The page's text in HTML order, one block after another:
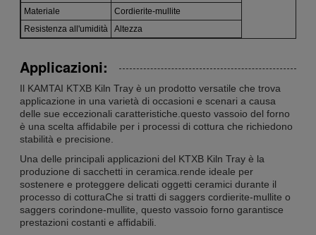
Materiale
Cordierite-mullite
Resistenza all'umidità
Altezza
Applicazioni:
Il KAMTAI KTXB Kiln Tray è un prodotto versatile che trova
applicazione in una varietà di occasioni e scenari a causa
delle sue eccezionali caratteristiche.questo vassoio del forno
è una scelta affidabile per i processi di cottura che richiedono
stabilità e precisione.
Una delle principali applicazioni del KTXB Kiln Tray è la
produzione di sacchetti in ceramica.rende ideale per
sostenere e proteggere delicati oggetti ceramici durante il
processo di cotturaChe si tratti di saggers cordierite-mullite o
saggers corindone-mullite, questo vassoio forno garantisce
prestazioni costanti e affidabili.